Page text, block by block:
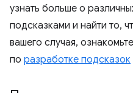
узнать больше о
подсказками и найти то,
вашего случая,
по разработке подсказок